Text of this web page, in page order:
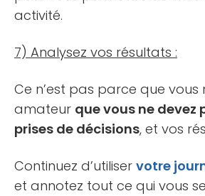
activité.
7) Analysez vos résultats :
Ce n’est pas parce que vous
amateur que vous ne devez
prises de décisions, et vos
Continuez d’utiliser votre
et annotez tout ce qui vous